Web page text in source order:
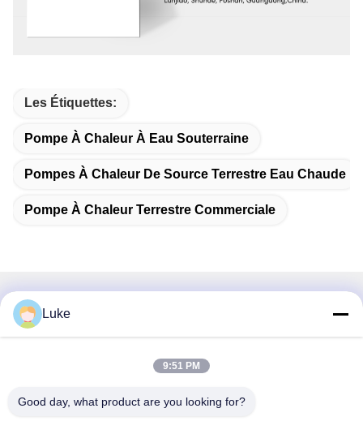
Les Étiquettes:
Pompe À Chaleur À Eau Souterraine
Pompes À Chaleur De Source Terrestre Eau Chaude
Pompe À Chaleur Terrestre Commerciale
Contactez rapidement
Je ne veux pas.34, South Road, Yongfeng Industrial Park,
Guangdong, République populaire de Chine
Luke
9:51 PM
Good day, what product are you looking for?